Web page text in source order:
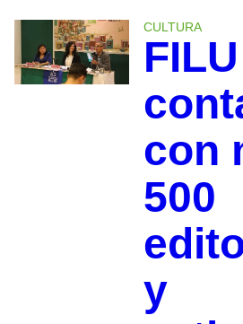
CULTURA
con
500
y